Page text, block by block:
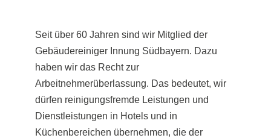
Seit über 60 Jahren sind wir Mitglied der
Gebäudereiniger Innung Südbayern. Dazu
haben wir das Recht zur
Arbeitnehmerüberlassung. Das bedeutet, wir
dürfen reinigungsfremde Leistungen und
Dienstleistungen in Hotels und in
Küchenbereichen übernehmen, die der